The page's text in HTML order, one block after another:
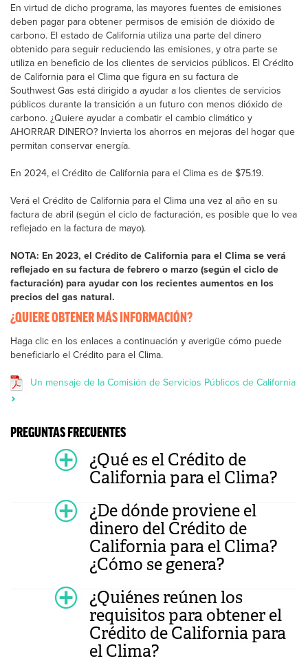
En virtud de dicho programa, las mayores fuentes de emisiones
deben pagar para obtener permisos de emisión de dióxido de
carbono. El estado de California utiliza una parte del dinero
obtenido para seguir reduciendo las emisiones, y otra parte se
utiliza en beneficio de los clientes de servicios públicos. El Crédito
de California para el Clima que figura en su factura de
Southwest Gas está dirigido a ayudar a los clientes de servicios
públicos durante la transición a un futuro con menos dióxido de
carbono. ¿Quiere ayudar a combatir el cambio climático y
AHORRAR DINERO? Invierta los ahorros en mejoras del hogar que
permitan conservar energía.
En 2024, el Crédito de California para el Clima es de $75.19.
Verá el Crédito de California para el Clima una vez al año en su
factura de abril (según el ciclo de facturación, es posible que lo vea
reflejado en la factura de mayo).
NOTA: En 2023, el Crédito de California para el Clima se verá
reflejado en su factura de febrero o marzo (según el ciclo de
facturación) para ayudar con los recientes aumentos en los
precios del gas natural.
¿QUIERE OBTENER MÁS INFORMACIÓN?
Haga clic en los enlaces a continuación y averigüe cómo puede
beneficiarlo el Crédito para el Clima.
Un mensaje de la Comisión de Servicios Públicos de California
PREGUNTAS FRECUENTES
¿Qué es el Crédito de
California para el Clima?
¿De dónde proviene el
dinero del Crédito de
California para el Clima?
¿Cómo se genera?
¿Quiénes reúnen los
requisitos para obtener el
Crédito de California para
el Clima?